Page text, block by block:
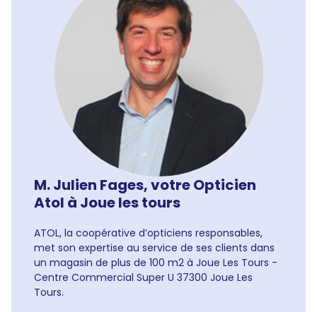
M. Julien Fages, votre Opticien
Atol à Joue les tours
ATOL, la coopérative d’opticiens responsables,
met son expertise au service de ses clients dans
un magasin de plus de 100 m2 à Joue Les Tours -
Centre Commercial Super U 37300 Joue Les
Tours.